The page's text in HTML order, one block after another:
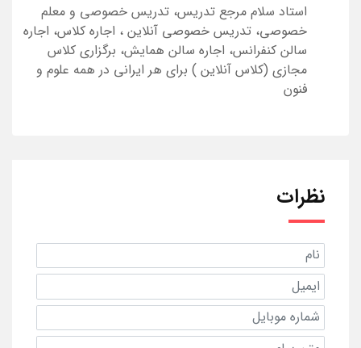
استاد سلام مرجع تدریس، تدریس خصوصی و معلم
خصوصی، تدریس خصوصی آنلاین ، اجاره کلاس، اجاره
سالن کنفرانس، اجاره سالن همایش، برگزاری کلاس
مجازی (کلاس آنلاین ) برای هر ایرانی در همه علوم و
فنون
نظرات